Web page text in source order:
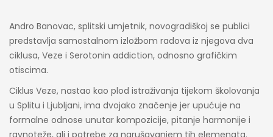
Andro Banovac, splitski umjetnik, novogradiškoj se publici
predstavlja samostalnom izložbom radova iz njegova dva
ciklusa, Veze i Serotonin addiction, odnosno grafičkim
otiscima.
Ciklus Veze, nastao kao plod istraživanja tijekom školovanja
u Splitu i Ljubljani, ima dvojako značenje jer upućuje na
formalne odnose unutar kompozicije, pitanje harmonije i
ravnoteže, ali i potrebe za narušavanjem tih elemenata.